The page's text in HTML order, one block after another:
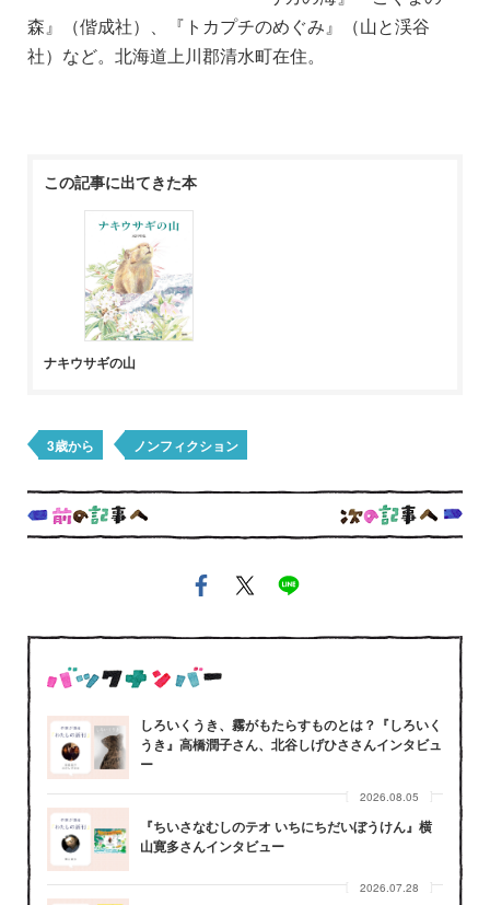
森』（偕成社）、『トカプチのめぐみ』（山と渓谷
社）など。北海道上川郡清水町在住。
この記事に出てきた本
ナキウサギの山
3歳から ノンフィクション
しろいくうき、霧がもたらすものとは？『しろいく
うき』高橋潤子さん、北谷しげひささんインタビュ
ー
2026.08.05
『ちいさなむしのテオ いちにちだいぼうけん』横
山寛多さんインタビュー
2026.07.28